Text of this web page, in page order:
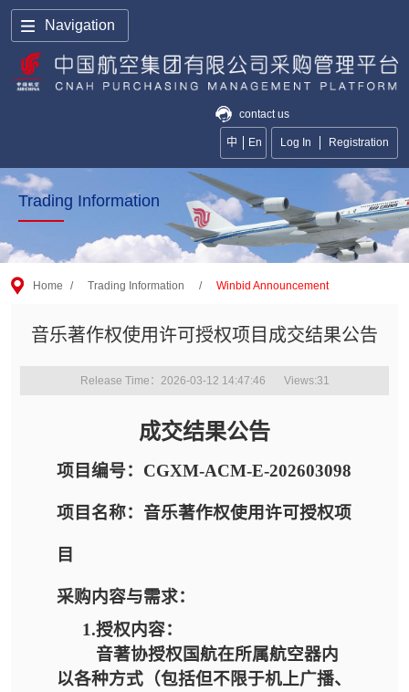
Navigation
contact us
中 En Log In Registration
Trading Information
Home / Trading Information / Winbid Announcement
音乐著作权使用许可授权项目成交结果公告
Release Time：2026-03-12 14:47:46 Views:31
成交结果公告
项目编号：CGXM-ACM-E-202603098
项目名称：音乐著作权使用许可授权项
目
采购内容与需求：
1.授权内容：
音著协授权国航在所属航空器内
以各种方式（包括但不限于机上广播、